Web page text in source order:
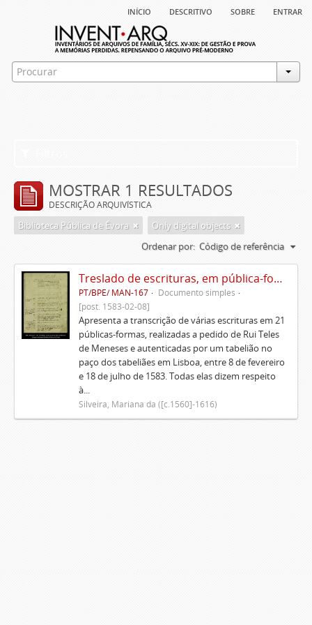
início descritivo sobre entrar
MOSTRAR 1 RESULTADOS
DESCRIÇÃO ARQUIVÍSTICA
Biblioteca Pública de Évora
Only digital objects
Ordenar por: Código de referência
Treslado de escrituras, em pública-forma, de Rui Teles de Meneses
PT/BPE/ MAN-167
Documento simples
[post. 1583-02-08]
Apresenta a transcrição de várias escrituras em 21
públicas-formas, realizadas a pedido de Rui Teles
de Meneses e autenticadas por um tabelião no
paço dos tabeliães em Lisboa, entre 8 de fevereiro
e 18 de julho de 1583. Todas elas dizem respeito
à...
Silveira, Mariana da ([c.1560]-1616)